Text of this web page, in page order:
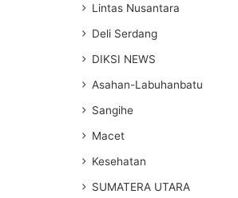
Lintas Nusantara
Deli Serdang
DIKSI NEWS
Asahan-Labuhanbatu
Sangihe
Macet
Kesehatan
SUMATERA UTARA